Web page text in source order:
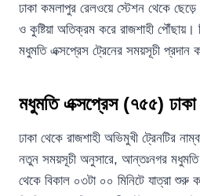
ঢাকা কমলাপুর রেলওয়ে স্টেশন থেকে ছেড়ে
ও কুষ্টিয়া অতিক্রম করে রাজশাহী পৌঁছায়।
মধুমতি এক্সপ্রেস ট্রেনের সময়সূচী প্রদান
মধুমতি এক্সপ্রেস (৭৫৫) ঢাকা
ঢাকা থেকে রাজশাহী অভিমুখী ট্রেনটির
নতুন সময়সূচী অনুসারে, আন্তঃনগর মধুমতি
থেকে বিকাল ০৩টা ০০ মিনিটে যাত্রা শুরু